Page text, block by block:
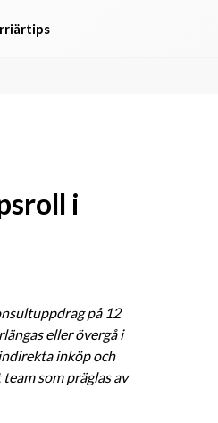
i
på 12
eller övergå i
inköp och
som präglas av